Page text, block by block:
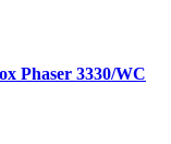
Phaser 3330/WC